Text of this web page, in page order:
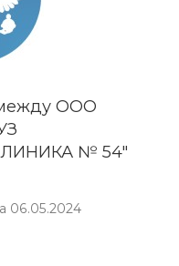
ООО
№ 54"
06.05.2024